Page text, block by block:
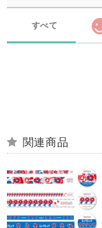
すべて
関連商品